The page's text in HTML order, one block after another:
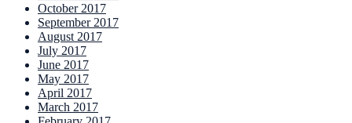
October 2017
September 2017
August 2017
July 2017
June 2017
May 2017
April 2017
March 2017